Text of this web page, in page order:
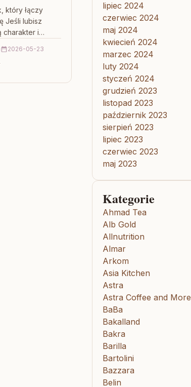
który łączy
Jeśli lubisz
charakter i
będzie
2026-05-23
lipiec 2024
czerwiec 2024
maj 2024
kwiecień 2024
marzec 2024
luty 2024
styczeń 2024
grudzień 2023
listopad 2023
październik 2023
sierpień 2023
lipiec 2023
czerwiec 2023
maj 2023
Kategorie
Ahmad Tea
Alb Gold
Allnutrition
Almar
Arkom
Asia Kitchen
Astra
Astra Coffee and More
BaBa
Bakalland
Bakra
Barilla
Bartolini
Bazzara
Belin